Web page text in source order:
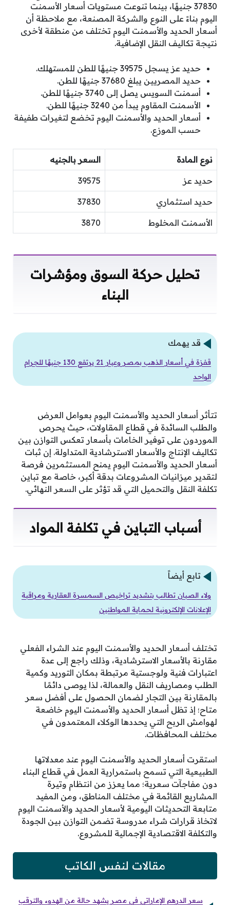
37830 جنيهًا، بينما تنوعت مستويات أسعار الأسمنت
اليوم بناءً على النوع والشركة المصنعة، مع ملاحظة أن
أسعار الحديد والأسمنت اليوم تختلف من منطقة لأخرى
نتيجة تكاليف النقل الإضافية.
حديد عز يسجل 39575 جنيهًا للطن للمستهلك.
حديد المصريين يبلغ 37680 جنيهًا للطن.
أسمنت السويس يصل إلى 3740 جنيهًا للطن.
الأسمنت المقاوم يبدأ من 3240 جنيهًا للطن.
أسعار الحديد والأسمنت اليوم تخضع لتغيرات طفيفة
حسب الموزع.
نوع المادة السعر بالجنيه
حديد عز 39575
حديد استثماري 37830
الأسمنت المخلوط 3870
تحليل حركة السوق ومؤشرات
البناء
قد يهمك
قفزة في أسعار الذهب بمصر وعيار 21 يرتفع 130 جنيهًا للجرام
الواحد
تتأثر أسعار الحديد والأسمنت اليوم بعوامل العرض
والطلب السائدة في قطاع المقاولات، حيث يحرص
الموردون على توفير الخامات بأسعار تعكس التوازن بين
تكاليف الإنتاج والأسعار الاسترشادية المتداولة. إن ثبات
أسعار الحديد والأسمنت اليوم يمنح المستثمرين فرصة
لتقدير ميزانيات المشروعات بدقة أكبر، خاصة مع تباين
تكلفة النقل والتحميل التي قد تؤثر على السعر النهائي.
أسباب التباين في تكلفة المواد
تابع أيضاً
ولاء الصبان تطالب بتشديد تراخيص السمسرة العقارية ومراقبة
الإعلانات الإلكترونية لحماية المواطنين
تختلف أسعار الحديد والأسمنت اليوم عند الشراء الفعلي
مقارنة بالأسعار الاسترشادية، وذلك راجع إلى عدة
اعتبارات فنية ولوجستية مرتبطة بمكان التوريد وكمية
الطلب ومصاريف النقل والعمالة، لذا يوصى دائمًا
بالمقارنة بين التجار لضمان الحصول على أفضل سعر
متاح؛ إذ تظل أسعار الحديد والأسمنت اليوم خاضعة
لهوامش الربح التي يحددها الوكلاء المعتمدون في
مختلف المحافظات.
استقرت أسعار الحديد والأسمنت اليوم عند معدلاتها
الطبيعية التي تسمح باستمرارية العمل في قطاع البناء
دون مفاجآت سعرية؛ مما يعزز من انتظام وتيرة
المشاريع القائمة في مختلف المناطق، ومن المفيد
متابعة التحديثات اليومية لأسعار الحديد والأسمنت اليوم
لاتخاذ قرارات شراء مدروسة تضمن التوازن بين الجودة
والتكلفة الاقتصادية الإجمالية للمشروع.
مقالات لنفس الكاتب
سعر الدرهم الإماراتي في مصر يشهد حالة من الهدوء والترقب